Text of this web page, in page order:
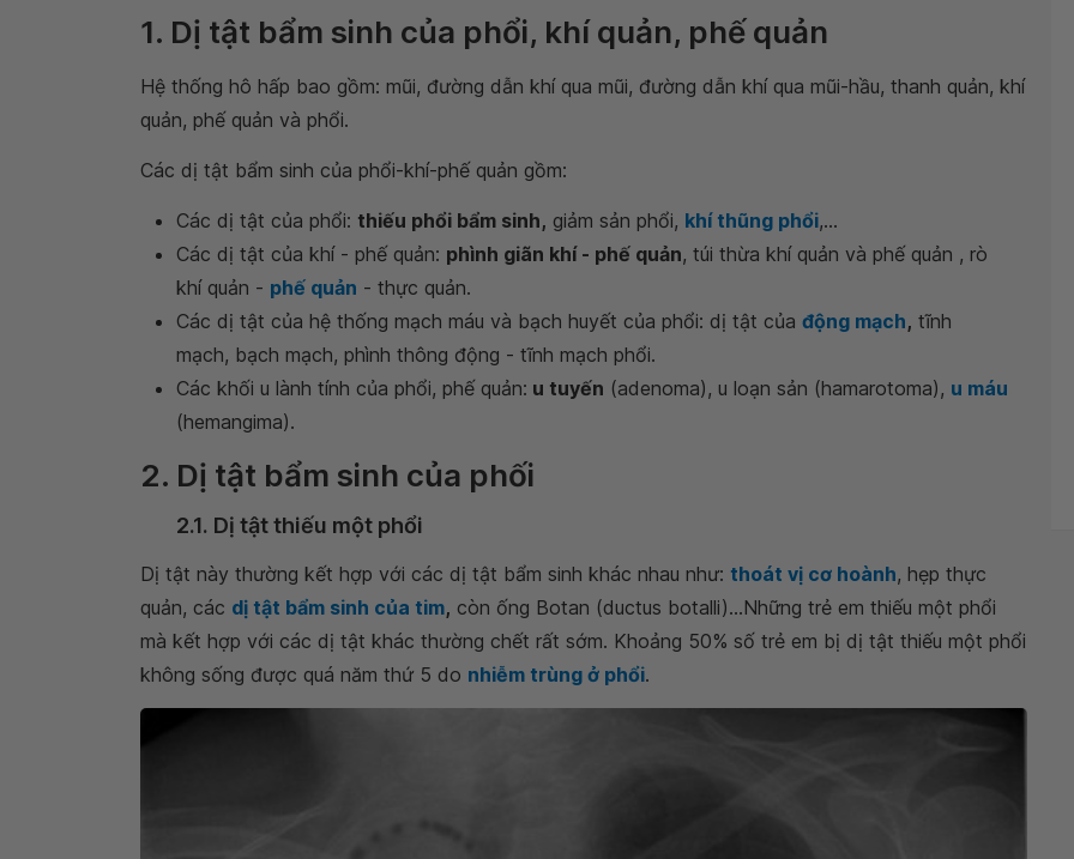
1. Dị tật bẩm sinh của phổi, khí quản, phế quản
Hệ thống hô hấp bao gồm: mũi, đường dẫn khí qua mũi, đường dẫn khí qua mũi-hầu, thanh quản, khí
quản, phế quản và phổi.
Các dị tật bẩm sinh của phổi-khí-phế quản gồm:
Các dị tật của phổi: thiếu phổi bẩm sinh, giảm sản phổi, khí thũng phổi,...
Các dị tật của khí - phế quản: phình giãn khí - phế quản, túi thừa khí quản và phế quản , rò
khí quản - phế quản - thực quản.
Các dị tật của hệ thống mạch máu và bạch huyết của phổi: dị tật của động mạch, tĩnh
mạch, bạch mạch, phình thông động - tĩnh mạch phổi.
Các khối u lành tính của phổi, phế quản: u tuyến (adenoma), u loạn sản (hamarotoma), u máu
(hemangima).
2. Dị tật bẩm sinh của phối
2.1. Dị tật thiếu một phổi
Dị tật này thường kết hợp với các dị tật bẩm sinh khác nhau như: thoát vị cơ hoành, hẹp thực
quản, các dị tật bẩm sinh của tim, còn ống Botan (ductus botalli)...Những trẻ em thiếu một phổi
mà kết hợp với các dị tật khác thường chết rất sớm. Khoảng 50% số trẻ em bị dị tật thiếu một phổi
không sống được quá năm thứ 5 do nhiễm trùng ở phổi.